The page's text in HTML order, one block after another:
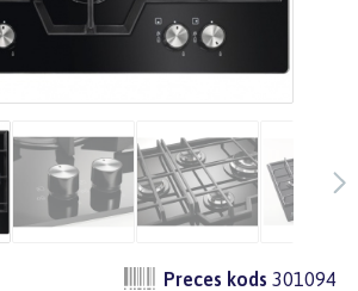
Preces kods 301094